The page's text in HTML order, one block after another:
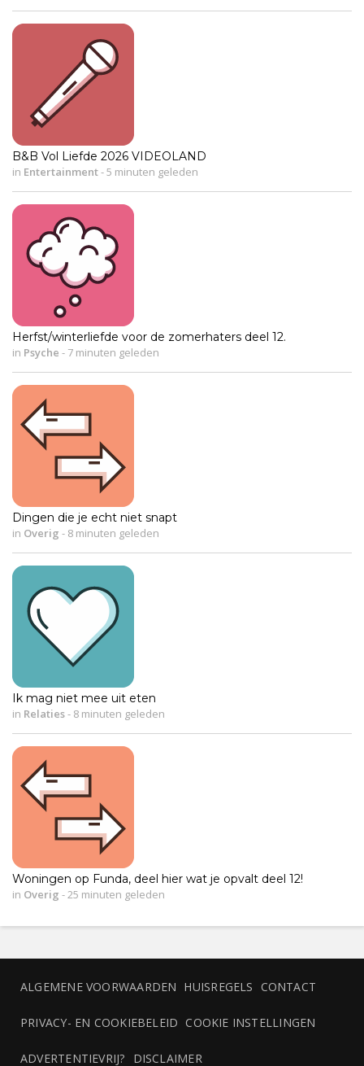
B&B Vol Liefde 2026 VIDEOLAND
in Entertainment-5 minuten geleden
Herfst/winterliefde voor de zomerhaters deel 12.
in Psyche - 7 minuten geleden
Dingen die je echt niet snapt
in Overig - 8 minuten geleden
Ik mag niet mee uit eten
in Relaties- 8 minuten geleden
Woningen op Funda, deel hier wat je opvalt deel 12!
in Overig -25 minuten geleden
ALGEMENE VOORWAARDEN HUISREGELS CONTACT
PRIVACY- EN COOKIEBELEID COOKIE INSTELLINGEN
ADVERTENTIEVRIJ? DISCLAIMER